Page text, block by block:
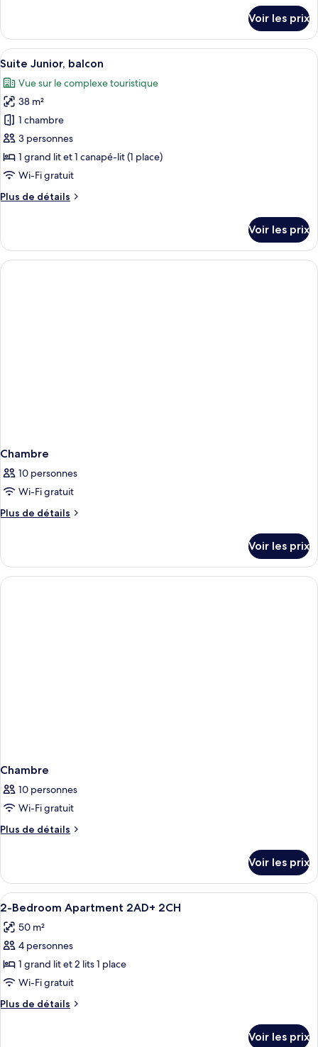
le
type
de
Chambre
Familiale,
balcon
Voir les prix
Afficher
toutes
les
photos
pour
ce
type
de
chambre :
Suite
Un salon moderne avec un canapé,
7
Suite Junior, balcon
Vue sur le complexe touristique
38 m²
1 chambre
3 personnes
1 grand lit et 1 canapé-lit (1 place)
Wi-Fi gratuit
Plus de détails
Plus
le
type
de
Voir les prix
Chambre
10 personnes
Wi-Fi gratuit
Plus de détails
Plus
le
type
de
Voir les prix
Chambre
10 personnes
Wi-Fi gratuit
Plus de détails
Plus
le
type
de
Chambre
Voir les prix
Afficher
toutes
les
photos
pour
ce
type
de
Coin séjour | Télévision à écran plat
2
2-Bedroom Apartment 2AD+ 2CH
50 m²
4 personnes
1 grand lit et 2 lits 1 place
Wi-Fi gratuit
Plus de détails
Plus
Voir les prix